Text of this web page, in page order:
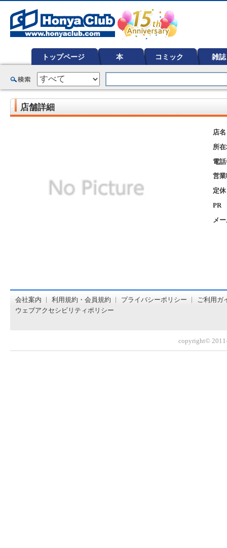
トップページ 本 コミック 雑誌
ど在庫も充実
店舗詳細
店名
所
電
営
定
PR
メ
会社案内 利用規約・会員規約 プライバシーポリシー
ご利用ガ
ウェブアクセシビリティポリシー
copyright©